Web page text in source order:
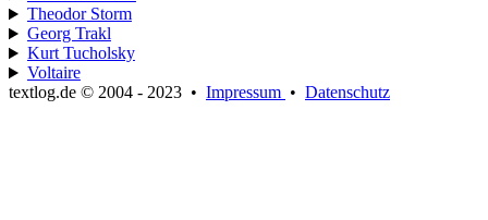
Theodor Storm
Georg Trakl
Kurt Tucholsky
Voltaire
textlog.de © 2004 - 2023 • Impressum • Datenschutz